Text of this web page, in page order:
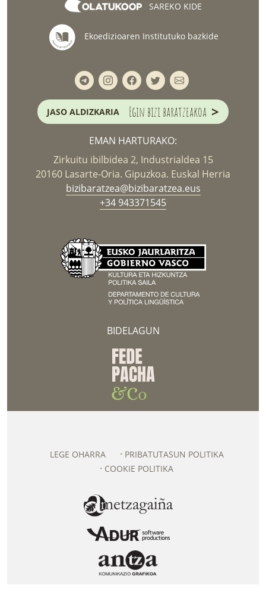
SAREKO KIDE
Ekoedizioaren Institutuko bazkide
JASO ALDIZKARIA Egin bizi baratzeakoa >
EMAN HARTURAKO:
Zirkuitu ibilbidea 2, Industrialdea 15
20160 Lasarte-Oria. Gipuzkoa. Euskal Herria
bizibaratzea@bizibaratzea.eus
+34 943371545
BIDELAGUN
LEGE OHARRA
PRIBATUTASUN POLITIKA
COOKIE POLITIKA